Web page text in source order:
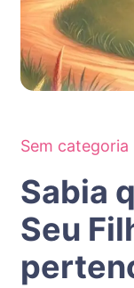
Sem categoria
Sabia
Seu